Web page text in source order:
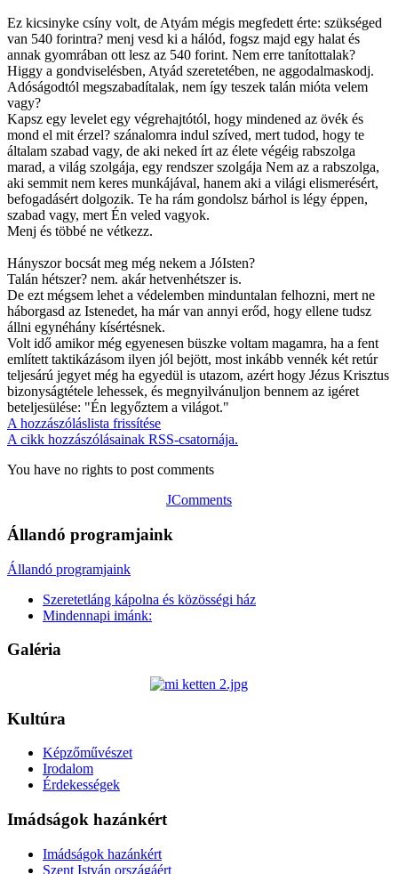
Ez kicsinyke csíny volt, de Atyám mégis megfedett érte: szükséged
van 540 forintra? menj vesd ki a hálód, fogsz majd egy halat és
annak gyomrában ott lesz az 540 forint. Nem erre tanítottalak?
Higgy a gondviselésben, Atyád szeretetében, ne aggodalmaskodj.
Adóságodtól megszabadítalak, nem így teszek talán mióta velem
vagy?
Kapsz egy levelet egy végrehajtótól, hogy mindened az övék és
mond el mit érzel? szánalomra indul szíved, mert tudod, hogy te
általam szabad vagy, de aki neked írt az élete végéig rabszolga
marad, a világ szolgája, egy rendszer szolgája Nem az a rabszolga,
aki semmit nem keres munkájával, hanem aki a világi elismerésért,
befogadásért dolgozik. Te ha rám gondolsz bárhol is légy éppen,
szabad vagy, mert Én veled vagyok.
Menj és többé ne vétkezz.
Hányszor bocsát meg még nekem a JóIsten?
Talán hétszer? nem. akár hetvenhétszer is.
De ezt mégsem lehet a védelemben minduntalan felhozni, mert ne
háborgasd az Istenedet, ha már van annyi erőd, hogy ellene tudsz
állni egynéhány kísértésnek.
Volt idő amikor még egyenesen büszke voltam magamra, ha a fent
említett taktikázásom ilyen jól bejött, most inkább vennék két retúr
teljesárú jegyet még ha egyedül is utazom, azért hogy Jézus Krisztus
bizonyságtétele lehessek, és megnyilvánuljon bennem az igéret
beteljesülése: "Én legyőztem a világot."
A hozzászóláslista frissítése
A cikk hozzászólásainak RSS-csatornája.
You have no rights to post comments
JComments
Állandó programjaink
Állandó programjaink
Szeretetláng kápolna és közösségi ház
Mindennapi imánk:
Galéria
Kultúra
Képzőművészet
Irodalom
Érdekességek
Imádságok hazánkért
Imádságok hazánkért
Szent István országáért